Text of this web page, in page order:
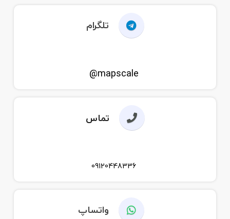
تلگرام
mapscale@
تماس
09120448336
واتساپ